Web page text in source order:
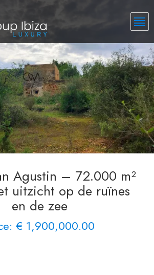
Agustin – 72.000 m²
uitzicht op de ruïnes
en de zee
€ 1,900,000.00